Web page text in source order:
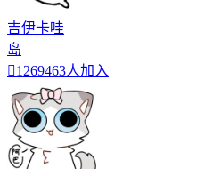
吉伊卡哇
岛
1269463人加入